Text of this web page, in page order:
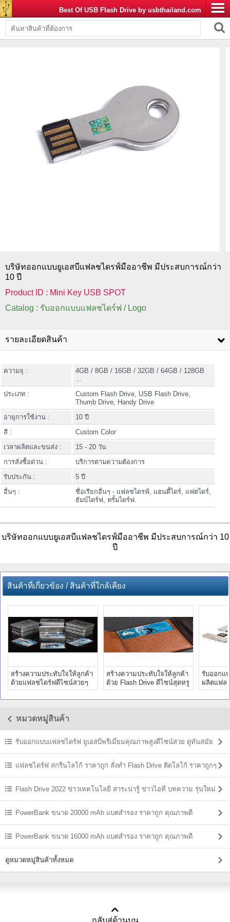
Best Of USB Flash Drive by usbthailand.com
บริษัทออกแบบยูเอสบีแฟลชไดรฟ์มืออาชีพ มีประสบการณ์กว่า
10 ปี
Product ID : Mini Key USB SPOT
Catalog : รับออกแบบแฟลชไดร์ฟ / Logo
รายละเอียดสินค้า
ความจุ :
4GB / 8GB / 16GB / 32GB / 64GB / 128GB
...
ประเภท :
Custom Flash Drive, USB Flash Drive,
Thumb Drive, Handy Drive
อายุการใช้งาน :
10 ปี
สี :
Custom Color
เวลาผลิตและขนส่ง :
15 - 20 วัน
การสั่งซื้อด่วน :
บริการตามความต้องการ
รับประกัน :
5 ปี
อื่นๆ :
ชื่อเรียกอื่นๆ - แฟลชไดรฟ์, แฮนดี้ไดร์, แฟตไดร์,
ธัมบ์ไดร์ฟ, ทรั้มไดร์ฟ.
บริษัทออกแบบยูเอสบีแฟลชไดรฟ์มืออาชีพ มีประสบการณ์กว่า 10
ปี
สินค้าที่เกี่ยวข้อง / สินค้าที่ใกล้เคียง
สร้างความประทับใจให้ลูกค้า
ด้วยแฟลชไดร์ฟดีไซน์สวยๆ
เป็นของแจก
สร้างความประทับใจให้ลูกค้า
ด้วย Flash Drive ดีไซน์สุดหรู
ราคาขายส่ง
รับออกแ
ผลิตแฟล
โลโก้ รา
หมวดหมู่สินค้า
รับออกแบบแฟลชไดร์ฟ ยูเอสบีพรีเมี่ยมคุณภาพสูงดีไซน์สวย ดูทันสมัย
แฟลชไดร์ฟ สกรีนโลโก้ ราคาถูก สั่งทำ Flash Drive ติดโลโก้ ราคาถูกๆ
Flash Drive 2022 ข่าวเทคโนโลยี สาระน่ารู้ ข่าวไอที บทความ รุ่นใหม่
ล่าสุดPowerBank ขนาด 20000 mAh แบตสํารอง ราคาถูก คุณภาพดี
PowerBank ขนาด 16000 mAh แบตสํารอง ราคาถูก คุณภาพดี
ดูหมวดหมู่สินค้าทั้งหมด
กลับสู่ด้านบน